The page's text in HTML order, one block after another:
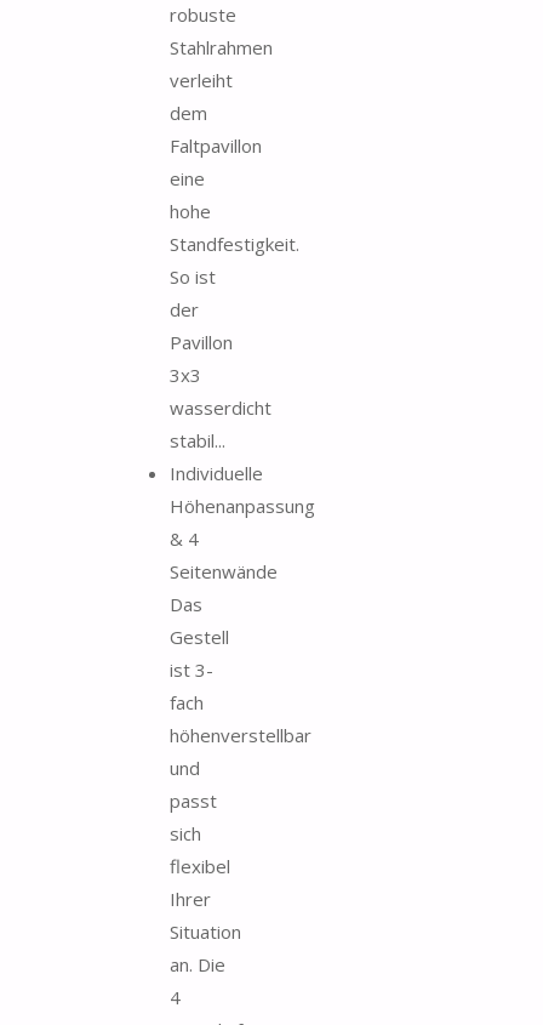
robuste
Stahlrahmen
verleiht
dem
Faltpavillon
eine
hohe
Standfestigkeit.
So ist
der
Pavillon
3x3
wasserdicht
stabil...
Individuelle
Höhenanpassung
& 4
Seitenwände
Das
Gestell
ist 3-
fach
höhenverstellbar
und
passt
sich
flexibel
Ihrer
Situation
an. Die
4